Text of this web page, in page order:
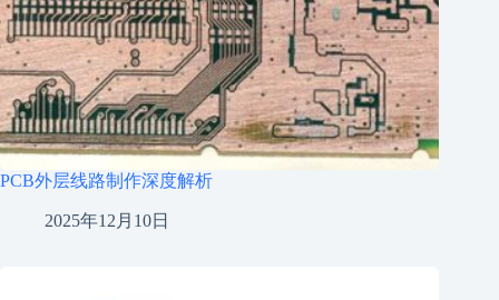
PCB外层线路制作深度解析
2025年12月10日